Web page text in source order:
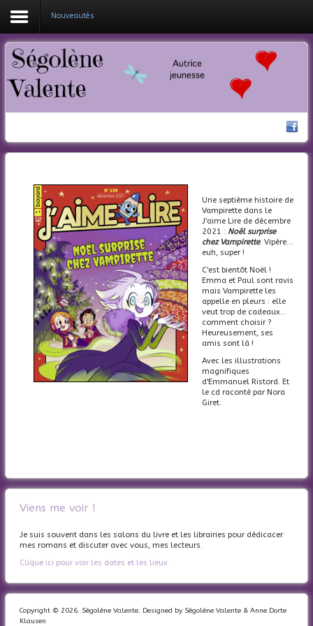
Coucou !
Mes livres
Nouveautés
Contacte-moi
Nouveautés
Une septième histoire de
Vampirette dans le
J'aime Lire de décembre
2021 : Noël surprise
chez Vampirette. Vipère...
euh, super !
C'est bientôt Noël !
Emma et Paul sont ravis
mais Vampirette les
appelle en pleurs : elle
veut trop de cadeaux...
comment choisir ?
Heureusement, ses
amis sont là !
Avec les illustrations
magnifiques
d'Emmanuel Ristord. Et
le cd raconté par Nora
Giret.
Viens me voir !
Je suis souvent dans les salons du livre et les librairies pour dédicacer
mes romans et discuter avec vous, mes lecteurs.
Clique ici pour voir les dates et les lieux.
Copyright © 2026. Ségolène Valente. Designed by Ségolène Valente & Anne Dorte
Klausen